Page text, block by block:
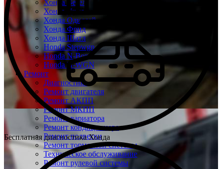
Хонда Везел
Хонда Джаз
Хонда Одиссей
Хонда Фрид
Хонда Шатл
Honda Stepwgn
Honda N-Box
Honda N-WGN
Ремонт
Диагностика
Ремонт двигателя
Ремонт АКПП
Ремонт МКПП
Ремонт вариатора
Ремонт кондиционера
Ремонт подвески
Ремонт тормозной системы
Техническое обслуживание
Ремонт рулевой системы
Бесплатная диагностика Хонда